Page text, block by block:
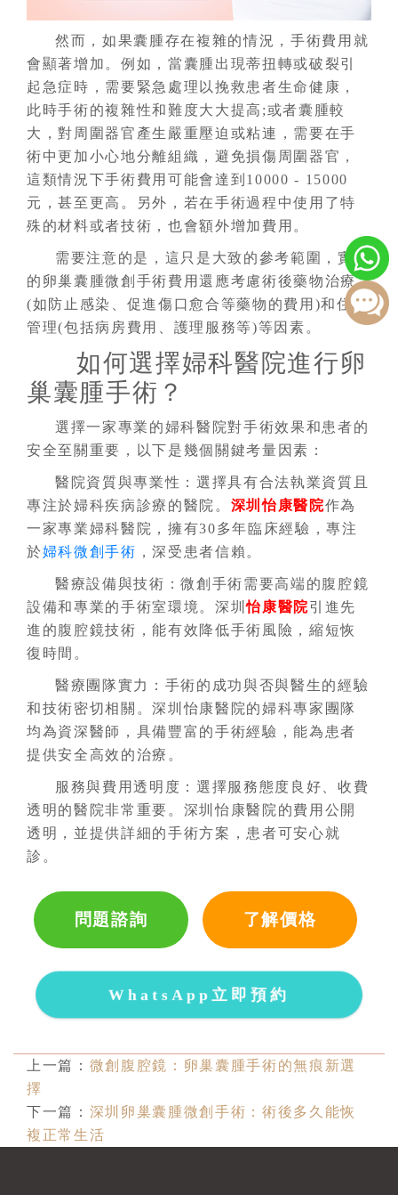
然而，如果囊腫存在複雜的情況，手術費用就
會顯著增加。例如，當囊腫出現蒂扭轉或破裂引
起急症時，需要緊急處理以挽救患者生命健康，
此時手術的複雜性和難度大大提高;或者囊腫較
大，對周圍器官產生嚴重壓迫或粘連，需要在手
術中更加小心地分離組織，避免損傷周圍器官，
這類情況下手術費用可能會達到10000 - 15000
元，甚至更高。另外，若在手術過程中使用了特
殊的材料或者技術，也會額外增加費用。
需要注意的是，這只是大致的參考範圍，實際
的卵巢囊腫微創手術費用還應考慮術後藥物治療
(如防止感染、促進傷口愈合等藥物的費用)和住院
管理(包括病房費用、護理服務等)等因素。
如何選擇婦科醫院進行卵
巢囊腫手術？
選擇一家專業的婦科醫院對手術效果和患者的
安全至關重要，以下是幾個關鍵考量因素：
醫院資質與專業性：選擇具有合法執業資質且
專注於婦科疾病診療的醫院。 深圳怡康醫院作為
一家專業婦科醫院，擁有30多年臨床經驗，專注
於婦科微創手術 ，深受患者信賴。
醫療設備與技術：微創手術需要高端的腹腔鏡
設備和專業的手術室環境。深圳怡康醫院引進先
進的腹腔鏡技術，能有效降低手術風險，縮短恢
復時間。
醫療團隊實力：手術的成功與否與醫生的經驗
和技術密切相關。深圳怡康醫院的婦科專家團隊
均為資深醫師，具備豐富的手術經驗，能為患者
提供安全高效的治療。
服務與費用透明度：選擇服務態度良好、收費
透明的醫院非常重要。深圳怡康醫院的費用公開
透明，並提供詳細的手術方案，患者可安心就
診。
問題諮詢 了解價格
WhatsApp立即預約
上一篇： 微創腹腔鏡：卵巢囊腫手術的無痕新選
擇
下一篇： 深圳卵巢囊腫微創手術：術後多久能恢
複正常生活